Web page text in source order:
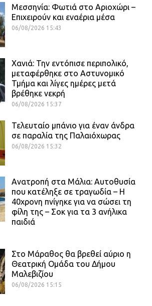
Μεσσηνία: Φωτιά στο Αριοχώρι –
Επιχειρούν και εναέρια μέσα
06/08/2026 15:43
Χανιά: Την εντόπισε περιπολικό,
μεταφέρθηκε στο Αστυνομικό
Τμήμα και λίγες ημέρες μετά
βρέθηκε νεκρή
06/08/2026 15:37
Τελευταίο μπάνιο για έναν άνδρα
σε παραλία της Παλαιόχωρας
06/08/2026 15:32
Ανατροπή στα Μάλια: Αυτοθυσία
που κατέληξε σε τραγωδία – Η
40χρονη πνίγηκε για να σώσει τη
φίλη της – Σοκ για τα 3 ανήλικα
παιδιά
Στο Μάραθος θα βρεθεί αύριο η
Θεατρική Ομάδα του Δήμου
Μαλεβιζίου
06/08/2026 15:15